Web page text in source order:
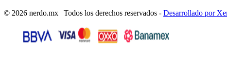
© 2026 nerdo.mx | Todos los derechos reservados - Desarrollado por